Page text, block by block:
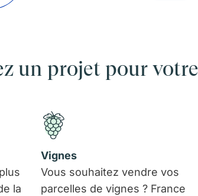
un projet pour votre
la
Vignes
Vous souhaitez vendre vos
parcelles de vignes ? France